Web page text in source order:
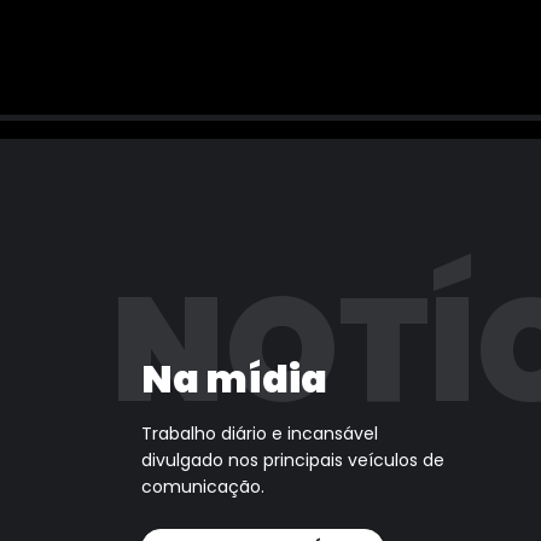
Na mídia
Trabalho diário e incansável
divulgado nos principais veículos de
comunicação.